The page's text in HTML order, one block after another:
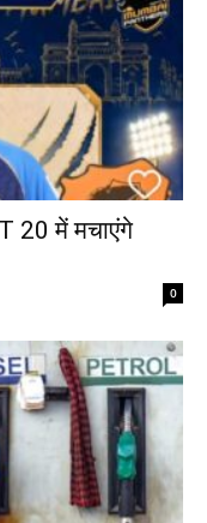
20 में मचाएंगे
0